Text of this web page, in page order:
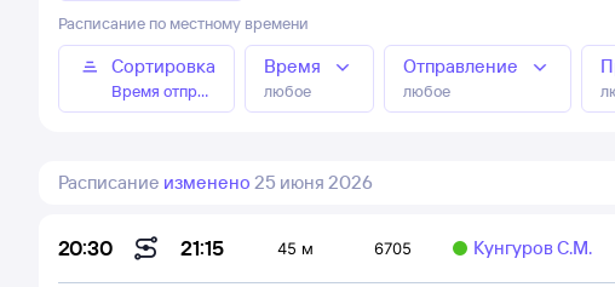
Расписание по местному времени
Сортировка
Время отправления
Время
любое
Отправление
любое
Расписание изменено 25 июня 2026
20:30 21:15 45 м 6705 Кунгуров С.М.